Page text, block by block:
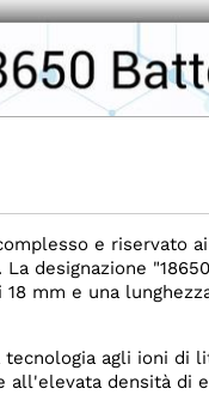
e riservato
designazione
mm e una
agli ioni di
all'elevata densità di